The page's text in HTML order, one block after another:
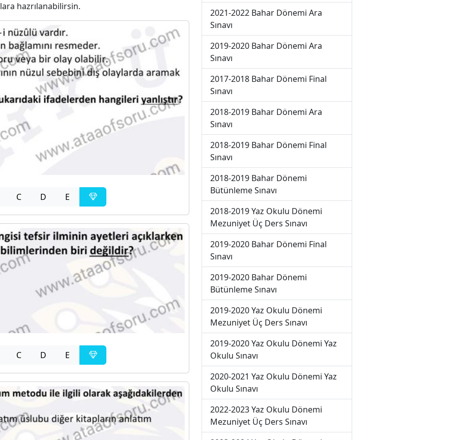
hazrılanabilirsin.
C D E
C D E
2021-2022 Bahar Dönemi Ara
Sınavı
2019-2020 Bahar Dönemi Ara
Sınavı
2017-2018 Bahar Dönemi Final
Sınavı
2018-2019 Bahar Dönemi Ara
Sınavı
2018-2019 Bahar Dönemi Final
Sınavı
2018-2019 Bahar Dönemi
Bütünleme Sınavı
2018-2019 Yaz Okulu Dönemi
Mezuniyet Üç Ders Sınavı
2019-2020 Bahar Dönemi Final
Sınavı
2019-2020 Bahar Dönemi
Bütünleme Sınavı
2019-2020 Yaz Okulu Dönemi
Mezuniyet Üç Ders Sınavı
2019-2020 Yaz Okulu Dönemi Yaz
Okulu Sınavı
2020-2021 Yaz Okulu Dönemi Yaz
Okulu Sınavı
2022-2023 Yaz Okulu Dönemi
Mezuniyet Üç Ders Sınavı